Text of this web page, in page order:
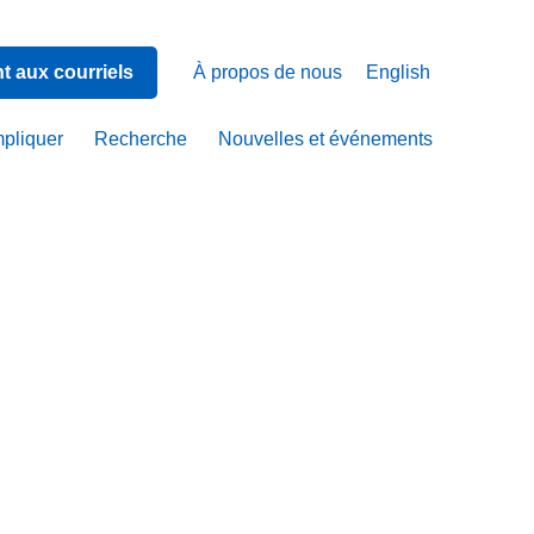
aux courriels À propos de nous English
Recherche Nouvelles et événements